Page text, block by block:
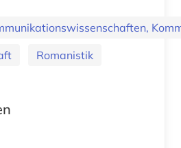
Romanistik